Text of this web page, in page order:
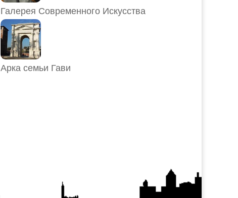
Галерея Современного Искусства
Арка семьи Гави